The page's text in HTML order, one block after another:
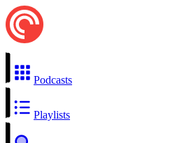
Podcasts
Playlists